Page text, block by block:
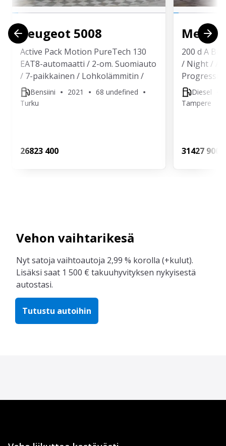
Peugeot 5008
Active Pack Motion PureTech 130
EAT8-automaatti / 2-om. Suomiauto
/ 7-paikkainen / Lohkolämmitin /
Bensiini 2021
68 undefined
Turku
26823 400
200 d A
/ Night /
Diesel
Tampere
31427 900
Vehon vaihtarikesä
Nyt satoja vaihtoautoja 2,99 % korolla (+kulut).
Lisäksi saat 1 500 € takuuhyvityksen nykyisestä
autostasi.
Tutustu autoihin